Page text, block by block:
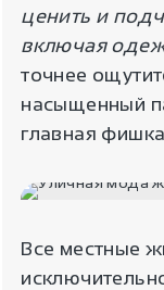
ценить и
включая
точнее
насыщенный
главная
Все местные